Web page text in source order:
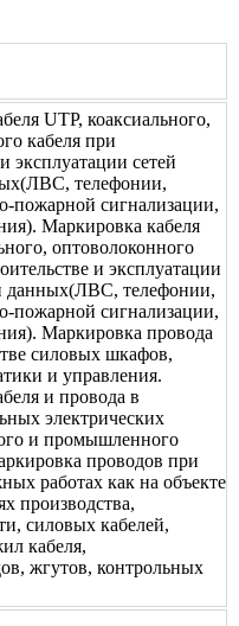
UTP, коаксиального,
кабеля при
эксплуатации сетей
телефонии,
пожарной сигнализации,
Маркировка кабеля
оптоволоконного
и эксплуатации
данных(ЛВС, телефонии,
пожарной сигнализации,
Маркировка провода
силовых шкафов,
и управления.
и провода в
электрических
и промышленного
проводов при
работах как на объекте
производства,
силовых кабелей,
кабеля,
жгутов, контрольных